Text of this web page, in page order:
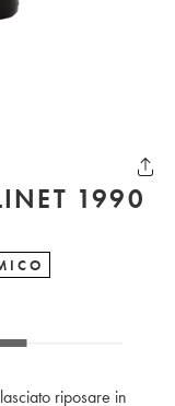
1990
riposare in